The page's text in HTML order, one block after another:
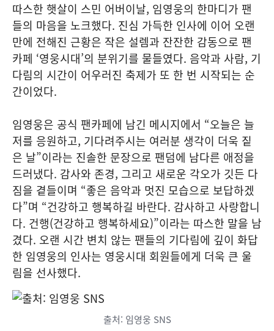
따스한 햇살이 스민 어버이날, 임영웅의 한마디가 팬
들의 마음을 노크했다. 진심 가득한 인사에 이어 오랜
만에 전해진 근황은 작은 설렘과 잔잔한 감동으로 팬
카페 ‘영웅시대’의 분위기를 물들였다. 음악과 사람, 기
다림의 시간이 어우러진 축제가 또 한 번 시작되는 순
간이었다.
임영웅은 공식 팬카페에 남긴 메시지에서 “오늘은 늘
저를 응원하고, 기다려주시는 여러분 생각이 더욱 짙
은 날”이라는 진솔한 문장으로 팬덤에 남다른 애정을
드러냈다. 감사와 존경, 그리고 새로운 각오가 깃든 다
짐을 곁들이며 “좋은 음악과 멋진 모습으로 보답하겠
다”며 “건강하고 행복하길 바란다. 감사하고 사랑합니
다. 건행(건강하고 행복하세요)”이라는 따스한 말을 남
겼다. 오랜 시간 변치 않는 팬들의 기다림에 깊이 화답
한 임영웅의 인사는 영웅시대 회원들에게 더욱 큰 울
림을 선사했다.
출처: 임영웅 SNS